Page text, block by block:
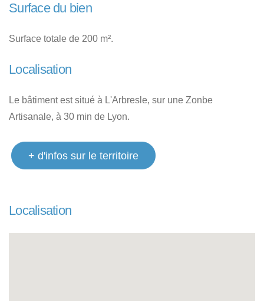
Surface du bien
Surface totale de 200 m².
Localisation
Le bâtiment est situé à L'Arbresle, sur une Zonbe
Artisanale, à 30 min de Lyon.
+ d'infos sur le territoire
Localisation